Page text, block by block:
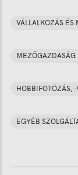
VÁLLALKOZÁS ÉS
MEZŐGAZDASÁG
HOBBIFOTÓZÁS,
EGYÉB